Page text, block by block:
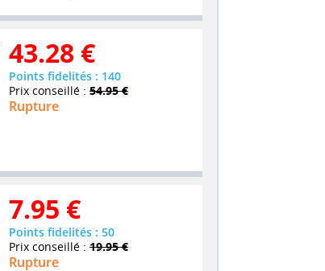
43.28 €
Points fidelités : 140
Prix conseillé : 54.95 €
Rupture
7.95 €
Points fidelités : 50
Prix conseillé : 19.95 €
Rupture